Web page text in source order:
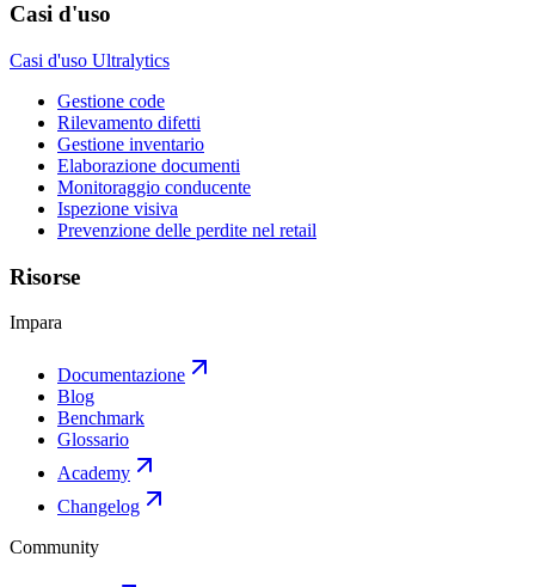
Casi d'uso
Casi d'uso Ultralytics
Gestione code
Rilevamento difetti
Gestione inventario
Elaborazione documenti
Monitoraggio conducente
Ispezione visiva
Prevenzione delle perdite nel retail
Risorse
Impara
Documentazione
Blog
Benchmark
Glossario
Academy
Changelog
Community